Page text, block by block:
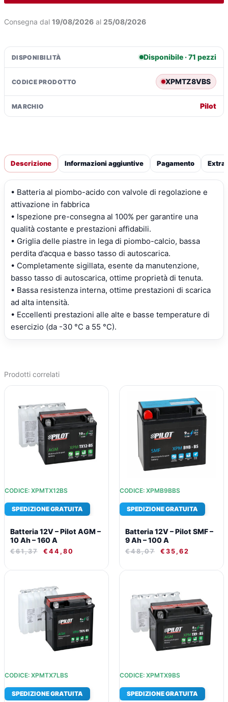
€46,48.
Ah
90
quantità
Consegna dal 19/08/2026al 25/08/2026
DISPONIBILITÀ Disponibile · 71 pezzi
CODICE PRODOTTO XPMTZ8VBS
MARCHIO Pilot
Descrizione Informazioni aggiuntive Pagamento Extra
• Batteria al piombo-acido con valvole di regolazione e
attivazione in fabbrica
• Ispezione pre-consegna al 100% per garantire una
qualità costante e prestazioni affidabili.
• Griglia delle piastre in lega di piombo-calcio, bassa
perdita d’acqua e basso tasso di autoscarica.
• Completamente sigillata, esente da manutenzione,
basso tasso di autoscarica, ottime proprietà di tenuta.
• Bassa resistenza interna, ottime prestazioni di scarica
ad alta intensità.
• Eccellenti prestazioni alle alte e basse temperature di
esercizio (da -30 °C a 55 °C).
Prodotti correlati
CODICE: XPMTX12BS
SPEDIZIONE GRATUITA
Batteria 12V – Pilot AGM –
10 Ah – 160 A
€61,37
ORIGINALE
ERA:
€61,37.
€ 44,80
È:
€44,80.
CODICE: XPMB9BBS
SPEDIZIONE GRATUITA
Batteria 12V – Pilot SMF –
9 Ah – 100 A
€48,07
PREZZO
ORIGINALE
ERA:
€48,07.
€ 35,62
PREZZO
ATTUALE
È:
€35,62.
CODICE: XPMTX7LBS
SPEDIZIONE GRATUITA
ORIGINALE
ERA:
€43,55.
È:
€32,51.
CODICE: XPMTX9BS
SPEDIZIONE GRATUITA
ORIGINALE
ERA:
€47,95.
È:
€35,54.